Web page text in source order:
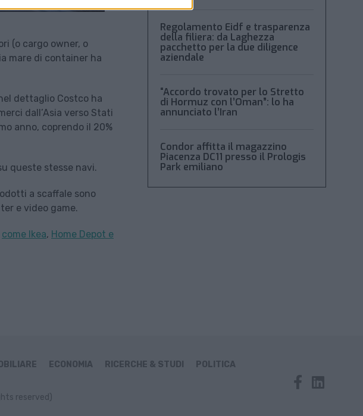
(o cargo owner, o
mare di container ha
dettaglio Costco ha
dall’Asia verso Stati
anno, coprendo il 20%
queste stesse navi.
a scaffale sono
e video game.
come Ikea, Home Depot e
Regolamento Eidf e trasparenza
della filiera: da Laghezza
pacchetto per la due diligence
aziendale
“Accordo trovato per lo Stretto
di Hormuz con l’Oman”: lo ha
annunciato l’Iran
Condor affitta il magazzino
Piacenza DC11 presso il Prologis
Park emiliano
ECONOMIA RICERCHE & STUDI
POLITICA
reserved)